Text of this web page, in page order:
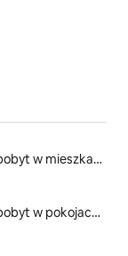
Miejsca na pobyt w mieszkaniach
Miejsca na pobyt w pokojach prywatnych z łazienką